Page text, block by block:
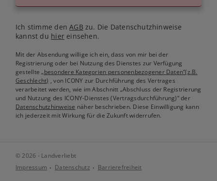
Ich stimme denAGB zu. Die Datenschutzhinweise
kannst du hiereinsehen.
Mit der Absendung willige ich ein, dass von mir bei der
Registrierung oder bei Nutzung des Dienstes zur Verfügung
gestellte„besondere Kategorien personenbezogener Daten“(z.B.
Geschlecht) , von ICONY zur Durchführung des Vertrages
verarbeitet werden, wie im Abschnitt „Abschluss der Registrierung
und Nutzung des ICONY-Dienstes (Vertragsdurchführung)“ der
Datenschutzhinweise näher beschrieben. Diese Einwilligung kann
ich jederzeit mit Wirkung für die Zukunft widerrufen.
© 2026 - Landverliebt
Impressum
Datenschutz Barrierefreiheit